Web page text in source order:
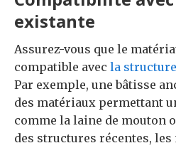
existante
Assurez-vous que le
compatible avec la
Par exemple, une bâtisse
des matériaux permettant
comme la laine de mouton
des structures récentes,